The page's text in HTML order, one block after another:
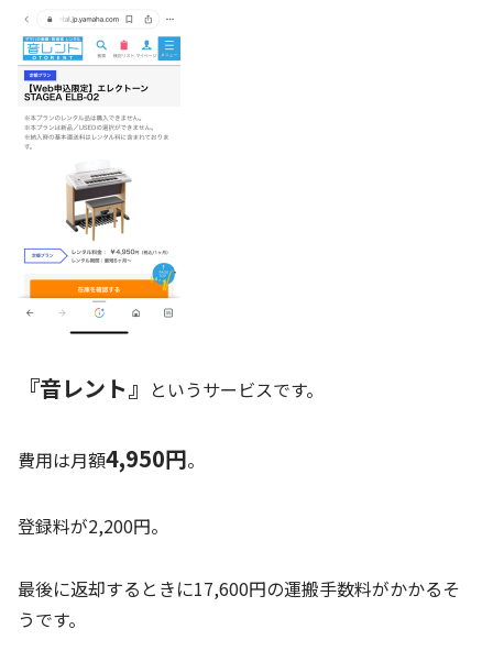
『音レント』 というサービスです。
費用は月額4,950円。
登録料が2,200円。
最後に返却するときに17,600円の運搬手数料がかかるそ
うです。